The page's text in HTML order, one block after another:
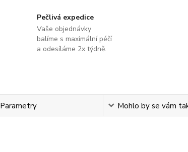
Pečlivá expedice
Vaše objednávky
balíme s maximální péčí
a odesíláme 2x týdně.
Parametry Mohlo by se vám